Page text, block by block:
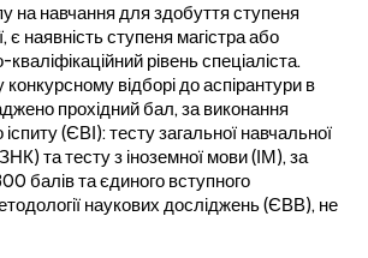
на навчання для здобуття ступеня
є наявність ступеня магістра або
рівень спеціаліста.
конкурсному відборі до аспірантури в
прохідний бал, за виконання
(ЄВІ): тесту загальної навчальної
та тесту з іноземної мови (ІМ), за
балів та єдиного вступного
наукових досліджень (ЄВВ), не